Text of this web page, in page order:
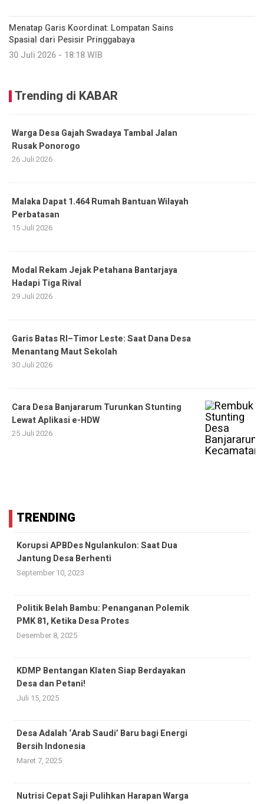
Menatap Garis Koordinat: Lompatan Sains
Spasial dari Pesisir Pringgabaya
30 Juli 2026 - 18:18 WIB
Trending di KABAR
Warga Desa Gajah Swadaya Tambal Jalan
Rusak Ponorogo
26 Juli 2026
Malaka Dapat 1.464 Rumah Bantuan Wilayah
Perbatasan
15 Juli 2026
Modal Rekam Jejak Petahana Bantarjaya
Hadapi Tiga Rival
29 Juli 2026
Garis Batas RI–Timor Leste: Saat Dana Desa
Menantang Maut Sekolah
30 Juli 2026
Cara Desa Banjararum Turunkan Stunting
Lewat Aplikasi e-HDW
25 Juli 2026
TRENDING
Korupsi APBDes Ngulankulon: Saat Dua
Jantung Desa Berhenti
September 10, 2023
Politik Belah Bambu: Penanganan Polemik
PMK 81, Ketika Desa Protes
Desember 8, 2025
KDMP Bentangan Klaten Siap Berdayakan
Desa dan Petani!
Juli 15, 2025
Desa Adalah ‘Arab Saudi’ Baru bagi Energi
Bersih Indonesia
Maret 7, 2025
Nutrisi Cepat Saji Pulihkan Harapan Warga